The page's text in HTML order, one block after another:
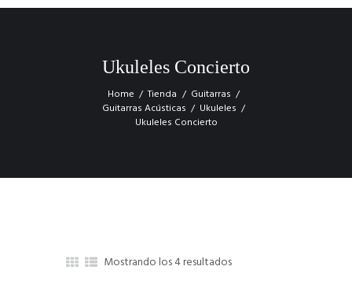
Ukuleles Concierto
Home Tienda
Guitarras
Guitarras Acústicas
Ukuleles
Ukuleles Concierto
Mostrando los 4 resultados